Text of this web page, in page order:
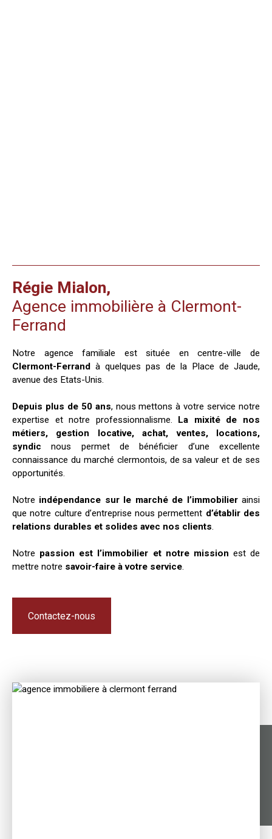
Régie Mialon,
Agence immobilière à Clermont-
Ferrand
Notre agence familiale est située en centre-ville de
Clermont-Ferrand à quelques pas de la Place de Jaude,
avenue des Etats-Unis.
Depuis plus de 50 ans, nous mettons à votre service notre
expertise et notre professionnalisme. La mixité de nos
métiers, gestion locative, achat, ventes, locations,
syndic nous permet de bénéficier d’une excellente
connaissance du marché clermontois, de sa valeur et de ses
opportunités.
Notre indépendance sur le marché de l’immobilierainsi
que notre culture d’entreprise nous permettent d’établir des
relations durables et solides avec nos clients.
Notre passion est l’immobilier et notre mission est de
mettre notre savoir-faire à votre service.
Contactez-nous